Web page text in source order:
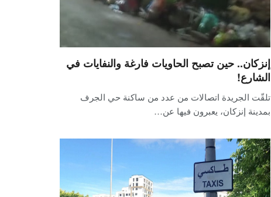
إنزكان.. حين تصبح الحاويات فارغة والنفايات في
الشارع!
تلقّت الجريدة اتصالات من عدد من ساكنة حي الجرف
بمدينة إنزكان، يعبرون فيها عن…